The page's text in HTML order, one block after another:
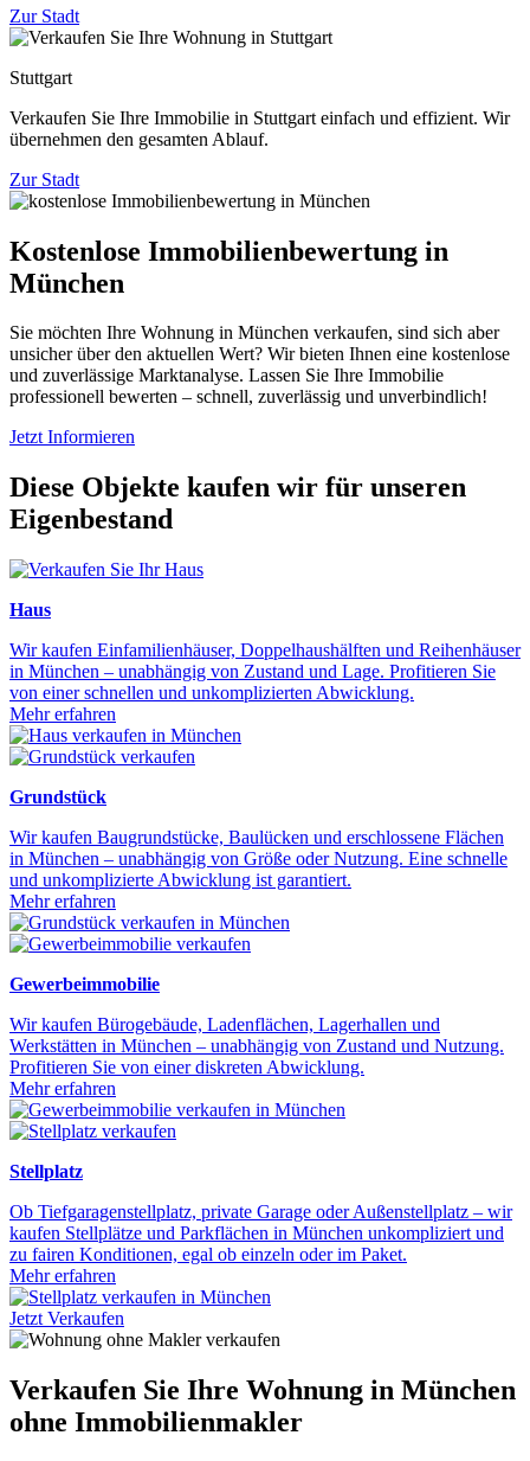
Zur Stadt
Stuttgart
Verkaufen Sie Ihre Immobilie in Stuttgart einfach und effizient. Wir
übernehmen den gesamten Ablauf.
Zur Stadt
Kostenlose Immobilienbewertung in
München
Sie möchten Ihre Wohnung in München verkaufen, sind sich aber
unsicher über den aktuellen Wert? Wir bieten Ihnen eine kostenlose
und zuverlässige Marktanalyse. Lassen Sie Ihre Immobilie
professionell bewerten – schnell, zuverlässig und unverbindlich!
Jetzt Informieren
Diese Objekte kaufen wir für unseren
Eigenbestand
Haus
Wir kaufen Einfamilienhäuser, Doppelhaushälften und Reihenhäuser
in München – unabhängig von Zustand und Lage. Profitieren Sie
von einer schnellen und unkomplizierten Abwicklung.
Mehr erfahren
Grundstück
Wir kaufen Baugrundstücke, Baulücken und erschlossene Flächen
in München – unabhängig von Größe oder Nutzung. Eine schnelle
und unkomplizierte Abwicklung ist garantiert.
Mehr erfahren
Gewerbeimmobilie
Wir kaufen Bürogebäude, Ladenflächen, Lagerhallen und
Werkstätten in München – unabhängig von Zustand und Nutzung.
Profitieren Sie von einer diskreten Abwicklung.
Mehr erfahren
Stellplatz
Ob Tiefgaragenstellplatz, private Garage oder Außenstellplatz – wir
kaufen Stellplätze und Parkflächen in München unkompliziert und
zu fairen Konditionen, egal ob einzeln oder im Paket.
Mehr erfahren
Jetzt Verkaufen
Verkaufen Sie Ihre Wohnung in München
ohne Immobilienmakler